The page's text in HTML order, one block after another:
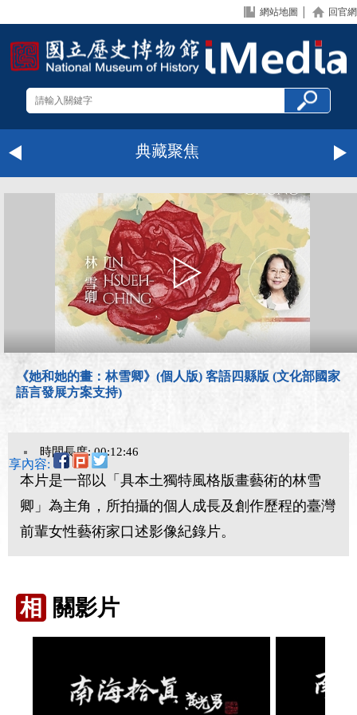
網站地圖 回官網
典藏聚焦
《她和她的畫：林雪卿》(個人版) 客語四縣版 (文化部國家
語言發展方案支持)
時間長度: 00:12:46
享內容:
本片是一部以「具本土獨特風格版畫藝術的林雪
卿」為主角，所拍攝的個人成長及創作歷程的臺灣
前輩女性藝術家口述影像紀錄片。
相 關影片